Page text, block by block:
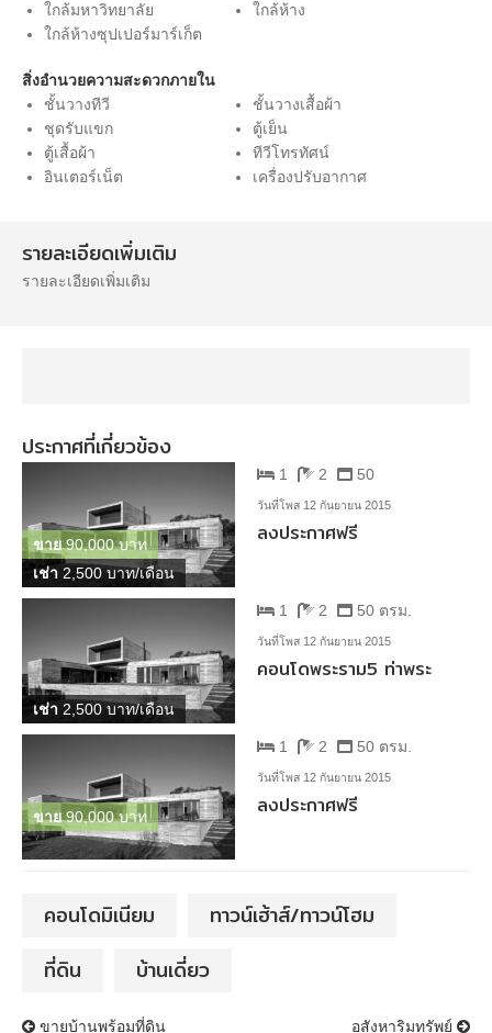
ใกล้มหาวิทยาลัย
ใกล้ห้าง
ใกล้ห้างซุปเปอร์มาร์เก็ต
สิ่งอำนวยความสะดวกภายใน
ชั้นวางทีวี
ชั้นวางเสื้อผ้า
ชุดรับแขก
ตู้เย็น
ตู้เสื้อผ้า
ทีวีโทรทัศน์
อินเตอร์เน็ต
เครื่องปรับอากาศ
รายละเอียดเพิ่มเติม
รายละเอียดเพิ่มเติม
ประกาศที่เกี่ยวข้อง
เช่า 2,500 บาท/เดือน
ขาย90,000 บาท
1 2 50
วันที่โพส 12 กันยายน 2015
ลงประกาศฟรี
เช่า 2,500 บาท/เดือน
1 2 50 ตรม.
วันที่โพส 12 กันยายน 2015
คอนโดพระราม5 ท่าพระ
ขาย90,000 บาท
1 2 50 ตรม.
วันที่โพส 12 กันยายน 2015
ลงประกาศฟรี
คอนโดมิเนียม
ทาวน์เฮ้าส์/ทาวน์โฮม
ที่ดิน
บ้านเดี่ยว
ขายบ้านพร้อมที่ดิน อสังหาริมทรัพย์